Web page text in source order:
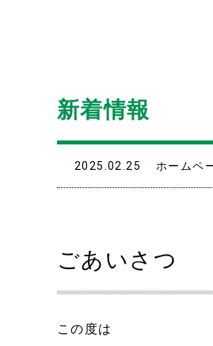
新着情報
2025.02.25 ホームペ
ごあいさつ
この度は